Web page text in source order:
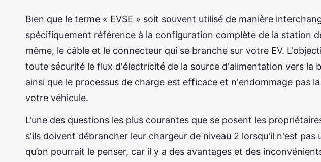
Bien que le terme « EVSE » soit souvent utilisé de manière
spécifiquement référence à la configuration complète de la station
même, le câble et le connecteur qui se branche sur votre EV.
toute sécurité le flux d'électricité de la source d'alimentation vers la
ainsi que le processus de charge est efficace et n'endommage pas
votre véhicule.
L'une des questions les plus courantes que se posent les
s'ils doivent débrancher leur chargeur de niveau 2 lorsqu'il n'est pas
qu’on pourrait le penser, car il y a des avantages et des